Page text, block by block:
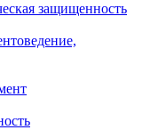
защищенность